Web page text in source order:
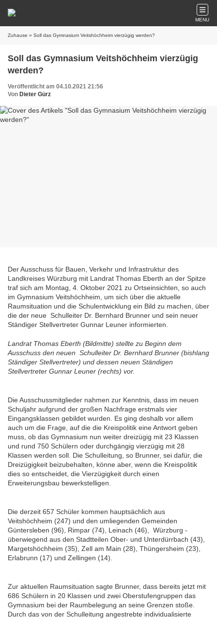
MENU
Zuhause » Soll das Gymnasium Veitshöchheim vierzügig werden?
Soll das Gymnasium Veitshöchheim vierzügig
werden?
Veröffentlicht am 04.10.2021 21:56
Von Dieter Gürz
Der Ausschuss für Bauen, Verkehr und Infrastruktur des
Landkreises Würzburg mit Landrat Thomas Eberth an der Spitze
traf sich am Montag, 4. Oktober 2021 zu Ortseinsichten, so auch
im Gymnasium Veitshöchheim, um sich über die aktuelle
Raumsituation und die Schulentwicklung ein Bild zu machen, über
die der neue Schulleiter Dr. Bernhard Brunner und sein neuer
Ständiger Stellvertreter Gunnar Leuner informierten.
Landrat Thomas Eberth (Bildmitte) stellte zu Beginn dem
Ausschuss den neuen Schulleiter Dr. Bernhard Brunner (bishlang
Ständiger Stellvertreter) und dessen neuen Ständigen
Stellvertreter Gunnar Leuner (rechts) vor.
Die Ausschussmitglieder nahmen zur Kenntnis, dass im neuen
Schuljahr aufgrund der großen Nachfrage erstmals vier
Eingangsklassen gebildet wurden. Es ging deshalb vor allem
auch um die Frage, auf die die Kreispolitik eine Antwort geben
muss, ob das Gymnasium nun weiter dreizügig mit 23 Klassen
und rund 750 Schülern oder durchgängig vierzügig mit 28
Klassen werden soll. Die Schulleitung, so Brunner, sei dafür, die
Dreizügigkeit beizubehalten, könne aber, wenn die Kreispolitik
dies so entscheidet, die Vierzügigkeit durch einen
Erweiterungsbau bewerkstelligen.
Die derzeit 657 Schüler kommen hauptsächlich aus
Veitshöchheim (247) und den umliegenden Gemeinden
Güntersleben (96), Rimpar (74), Leinach (46), Würzburg -
überwiegend aus den Stadtteilen Ober- und Unterdürrbach (43),
Margetshöchheim (35), Zell am Main (28), Thüngersheim (23),
Erlabrunn (17) und Zellingen (14).
Zur aktuellen Raumsituation sagte Brunner, dass bereits jetzt mit
686 Schülern in 20 Klassen und zwei Oberstufengruppen das
Gymnasium bei der Raumbelegung an seine Grenzen stoße.
Durch das von der Schulleitung angestrebte individualisierte